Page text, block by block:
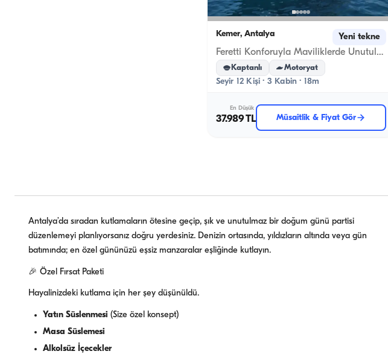
Kemer, Antalya Yeni tekne
Feretti Konforuyla Maviliklerde Unutulmaz Anlar – Antalya / Kemer
Kaptanlı Motoryat
Seyir 12 Kişi · 3 Kabin · 18m
En Düşük
37.989 TL Müsaitlik & Fiyat Gör
Antalya’da sıradan kutlamaların ötesine geçip, şık ve unutulmaz bir doğum günü partisi
düzenlemeyi planlıyorsanız doğru yerdesiniz. Denizin ortasında, yıldızların altında veya gün
batımında; en özel gününüzü eşsiz manzaralar eşliğinde kutlayın.
🎉 Özel Fırsat Paketi
Hayalinizdeki kutlama için her şey düşünüldü.
Yatın Süslenmesi (Size özel konsept)
Masa Süslemesi
Alkolsüz İçecekler